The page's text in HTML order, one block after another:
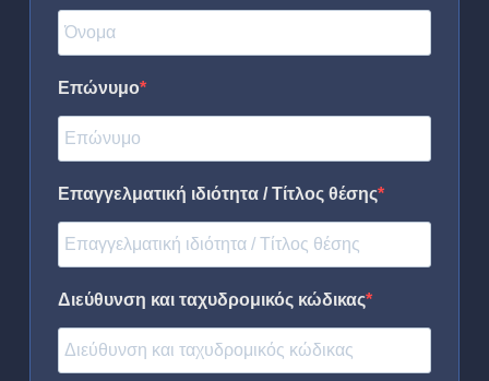
Επώνυμο
Επαγγελματική ιδιότητα / Τίτλος θέσης
Διεύθυνση και ταχυδρομικός κώδικας